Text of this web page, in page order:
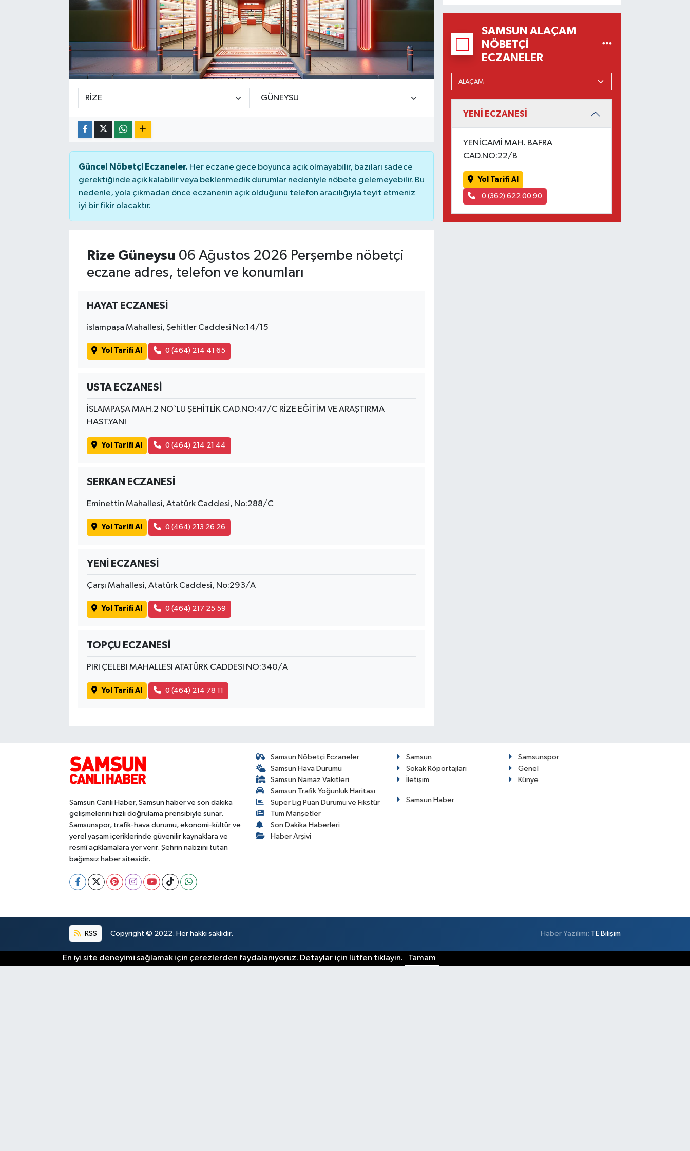
Güncel Nöbetçi Eczaneler. Her eczane gece boyunca açık olmayabilir, bazıları sadece
gerektiğinde açık kalabilir veya beklenmedik durumlar nedeniyle nöbete gelemeyebilir. Bu
nedenle, yola çıkmadan önce eczanenin açık olduğunu telefon aracılığıyla teyit etmeniz
iyi bir fikir olacaktır.
Rize Güneysu 06 Ağustos 2026 Perşembe nöbetçi
eczane adres, telefon ve konumları
HAYAT ECZANESİ
islampaşa Mahallesi, Şehitler Caddesi No:14/15
Yol Tarifi Al 0 (464) 214 41 65
USTA ECZANESİ
İSLAMPAŞA MAH.2 NO`LU ŞEHİTLİK CAD.NO:47/C RİZE EĞİTİM VE ARAŞTIRMA
HAST.YANI
Yol Tarifi Al 0 (464) 214 21 44
SERKAN ECZANESİ
Eminettin Mahallesi, Atatürk Caddesi, No:288/C
Yol Tarifi Al 0 (464) 213 26 26
YENİ ECZANESİ
Çarşı Mahallesi, Atatürk Caddesi, No:293/A
Yol Tarifi Al 0 (464) 217 25 59
TOPÇU ECZANESİ
PIRI ÇELEBI MAHALLESI ATATÜRK CADDESI NO:340/A
Yol Tarifi Al 0 (464) 214 78 11
SAMSUN ALAÇAM
NÖBETÇI
ECZANELER
YENİ ECZANESİ
YENİCAMİ MAH. BAFRA
CAD.NO:22/B
Yol Tarifi Al
0 (362) 622 00 90
Samsun Canlı Haber, Samsun haber ve son dakika
gelişmelerini hızlı doğrulama prensibiyle sunar.
Samsunspor, trafik-hava durumu, ekonomi-kültür ve
yerel yaşam içeriklerinde güvenilir kaynaklara ve
resmî açıklamalara yer verir. Şehrin nabzını tutan
bağımsız haber sitesidir.
Samsun Nöbetçi Eczaneler
Samsun Hava Durumu
Samsun Namaz Vakitleri
Samsun Trafik Yoğunluk Haritası
Süper Lig Puan Durumu ve Fikstür
Tüm Manşetler
Son Dakika Haberleri
Haber Arşivi
Samsun
Samsunspor
Sokak Röportajları
Genel
İletişim
Künye
Samsun Haber
RSS Copyright © 2022. Her hakkı saklıdır. Haber Yazılımı: TE Bilişim
En iyi site deneyimi sağlamak için çerezlerden faydalanıyoruz. Detaylar için lütfen tıklayın. Tamam